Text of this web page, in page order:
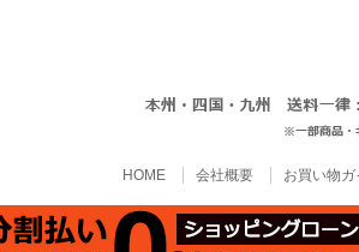
HOME 会社概要 お買い物ガ